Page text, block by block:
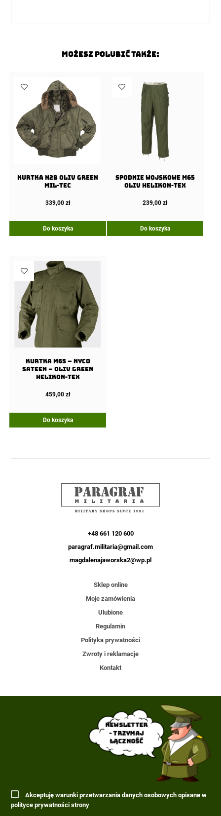
Możesz polubić także:
Kurtka N2B Oliv Green
MIL-TEC
339,00 zł
Do koszyka
Spodnie wojskowe M65
Oliv Helikon-Tex
239,00 zł
Do koszyka
Kurtka M65 – NyCo
Sateen – Oliv Green
Helikon-Tex
459,00 zł
Do koszyka
+48 661 120 600
paragraf.militaria@gmail.com
magdalenajaworska2@wp.pl
Sklep online
Moje zamówienia
Ulubione
Regulamin
Polityka prywatności
Zwroty i reklamacje
Kontakt
Akceptuję warunki przetwarzania danych osobowych opisane w
polityce prywatności strony
Newsletter
- trzymaj
łączność